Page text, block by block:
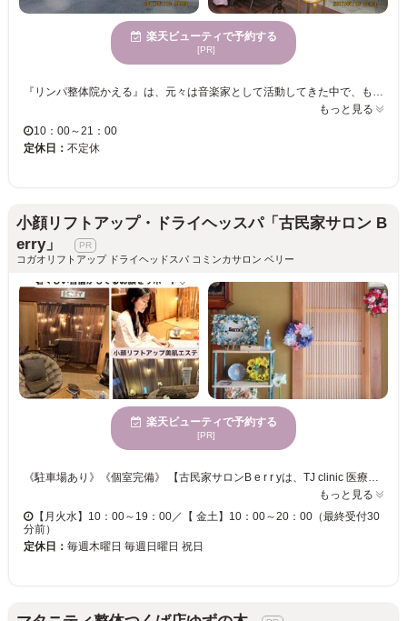
楽天ビューティで予約する
[PR]
『リンパ整体院かえる』は、元々は音楽家として活動してきた中で、もっと人の役に立てることはできないかと思い、整体師との二足のわらじを履くことになりました。整体院にいらっしゃったときに、疲れ切っていたり暗い顔なのが、帰りには笑顔になって背筋も伸びているのを見るたび、大きなやりがいを感じています。いらして頂いた皆さんと共に、元気が増していく喜びを分かち合い、毎日が健康で生きていられる幸せを感じられる人が1人でも多くなるように、これからも精進したいと思います。 こだわりの【メンテナンスコース】は、肩こりや腰痛などの症状を改善したくて来る皆様が多いのですが、そういった皆さんが、症状が改善しさらに日々を活力を持って元気に過ごすことが出来、さらには病気になりにくい免疫力の高い身体の状態になって頂くことが、一番の目的として力を入れております。 皆様のご来店をお待ちしております。
もっと見る
10：00～21：00
定休日： 不定休
小顔リフトアップ・ドライヘッスパ「古民家サロン B
erry」
コガオリフトアップ ドライヘッドスパ コミンカサロン ベリー
楽天ビューティで予約する
[PR]
《駐車場あり》《個室完備》 【古民家サロンB e r r yは、TJ clinic 医療提携サロンです。安心してご利用いただきたいと思います】 【トータルビューティーが叶う豊富なメニューでアナタの美を応援！！】 完全個室のリラクゼーション空間での施術◎ 他のお客様と出会うこともなく男性でも人目を気にせずにご来店いただけます。 オールハンドでのドライヘッドスパや小顔矯正～こだわりマシンの痩身コース◎ スリムボディになりたい！小顔になりたい！美肌に憧れる！アーユルヴェーダメニューができるサロン！リラックスしたい・・・ そのようなお声に「古民家サロン Berry」が応えます♪
もっと見る
【月火水】10：00～19：00／【 金土】10：00～20：00（最終受付30
分前）
定休日： 毎週木曜日 毎週日曜日 祝日